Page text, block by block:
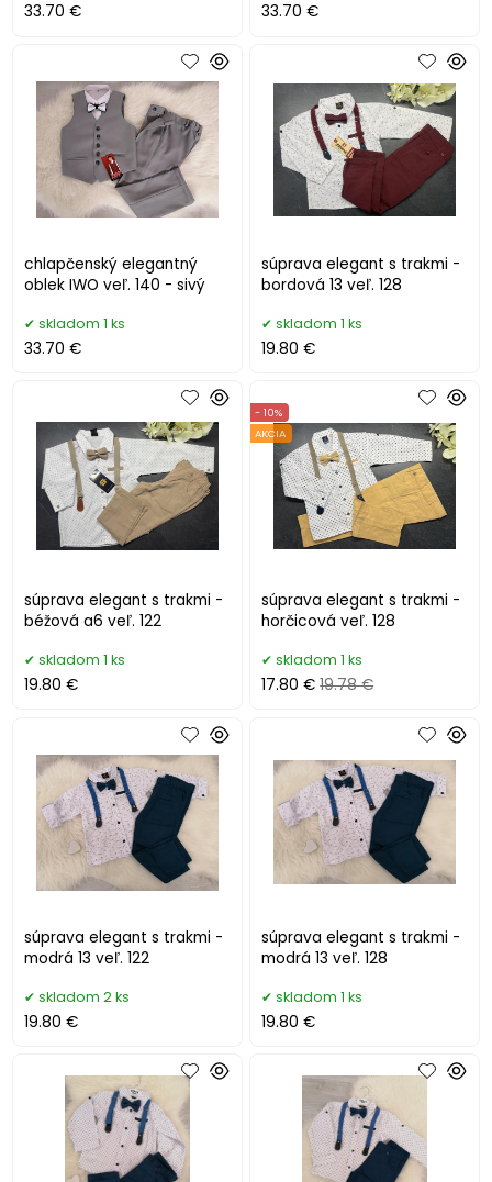
33.70 € 33.70 €
chlapčenský elegantný
oblek IWO veľ. 140 - sivý
skladom 1 ks
33.70 €
súprava elegant s trakmi -
bordová 13 veľ. 128
skladom 1 ks
19.80 €
súprava elegant s trakmi -
béžová a6 veľ. 122
skladom 1 ks
19.80 €
súprava elegant s trakmi -
horčicová veľ. 128
- 10%
AKCIA
skladom 1 ks
17.80 € 19.78 €
súprava elegant s trakmi -
modrá 13 veľ. 122
skladom 2 ks
19.80 €
súprava elegant s trakmi -
modrá 13 veľ. 128
skladom 1 ks
19.80 €